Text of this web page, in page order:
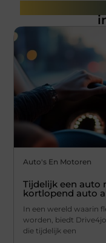
Auto's En Motoren
Tijdelijk een auto
kortlopend auto
In een wereld waarin
worden, biedt
die tijdelijk een